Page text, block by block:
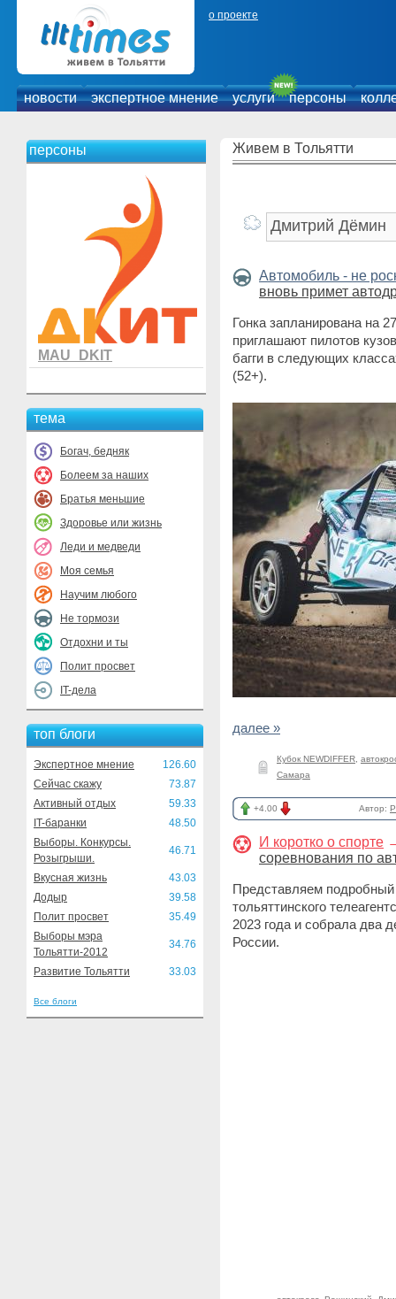
о проекте
новости экспертное мнение услуги персоны
персоны
MAU_DKIT
тема
Богач, бедняк
Болеем за наших
Братья меньшие
Здоровье или жизнь
Леди и медведи
Моя семья
Научим любого
Не тормози
Отдохни и ты
Полит просвет
IT-дела
топ блоги
Экспертное мнение
126.60
Сейчас скажу
73.87
Активный отдых
59.33
IT-баранки
48.50
Выборы. Конкурсы.
Розыгрыши.
46.71
Вкусная жизнь
43.03
Додыр
39.58
Полит просвет
35.49
Выборы мэра
Тольятти-2012
34.76
Развитие Тольятти 33.03
Все блоги
Живем в Тольятти
Автомобиль - не
вновь примет
Гонка запланирована на
приглашают пилотов
багги в следующих
(52+).
далее »
Кубок NEWDIFFER
Самара
+4.00 Автор:
И коротко о спорте
соревнования по
Представляем
тольяттинского
2023 года и собрала два
России.